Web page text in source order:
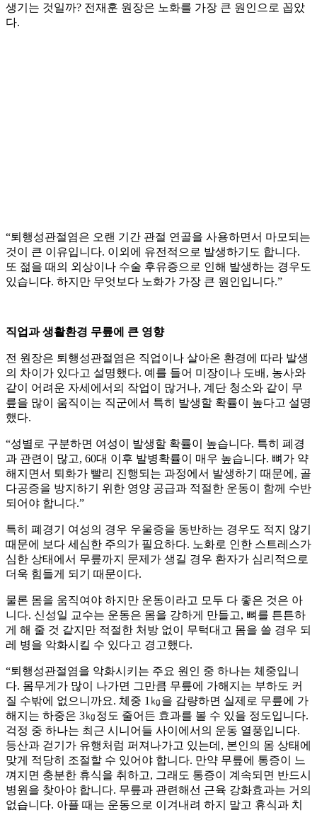
생기는 것일까? 전재훈 원장은 노화를 가장 큰 원인으로 꼽았
다.
“퇴행성관절염은 오랜 기간 관절 연골을 사용하면서 마모되는
것이 큰 이유입니다. 이외에 유전적으로 발생하기도 합니다.
또 젊을 때의 외상이나 수술 후유증으로 인해 발생하는 경우도
있습니다. 하지만 무엇보다 노화가 가장 큰 원인입니다.”
직업과 생활환경 무릎에 큰 영향
전 원장은 퇴행성관절염은 직업이나 살아온 환경에 따라 발생
의 차이가 있다고 설명했다. 예를 들어 미장이나 도배, 농사와
같이 어려운 자세에서의 작업이 많거나, 계단 청소와 같이 무
릎을 많이 움직이는 직군에서 특히 발생할 확률이 높다고 설명
했다.
“성별로 구분하면 여성이 발생할 확률이 높습니다. 특히 폐경
과 관련이 많고, 60대 이후 발병확률이 매우 높습니다. 뼈가 약
해지면서 퇴화가 빨리 진행되는 과정에서 발생하기 때문에, 골
다공증을 방지하기 위한 영양 공급과 적절한 운동이 함께 수반
되어야 합니다.”
특히 폐경기 여성의 경우 우울증을 동반하는 경우도 적지 않기
때문에 보다 세심한 주의가 필요하다. 노화로 인한 스트레스가
심한 상태에서 무릎까지 문제가 생길 경우 환자가 심리적으로
더욱 힘들게 되기 때문이다.
물론 몸을 움직여야 하지만 운동이라고 모두 다 좋은 것은 아
니다. 신성일 교수는 운동은 몸을 강하게 만들고, 뼈를 튼튼하
게 해 줄 것 같지만 적절한 처방 없이 무턱대고 몸을 쓸 경우 되
레 병을 악화시킬 수 있다고 경고했다.
“퇴행성관절염을 악화시키는 주요 원인 중 하나는 체중입니
다. 몸무게가 많이 나가면 그만큼 무릎에 가해지는 부하도 커
질 수밖에 없으니까요. 체중 1㎏을 감량하면 실제로 무릎에 가
해지는 하중은 3㎏정도 줄어든 효과를 볼 수 있을 정도입니다.
걱정 중 하나는 최근 시니어들 사이에서의 운동 열풍입니다.
등산과 걷기가 유행처럼 퍼져나가고 있는데, 본인의 몸 상태에
맞게 적당히 조절할 수 있어야 합니다. 만약 무릎에 통증이 느
껴지면 충분한 휴식을 취하고, 그래도 통증이 계속되면 반드시
병원을 찾아야 합니다. 무릎과 관련해선 근육 강화효과는 거의
없습니다. 아플 때는 운동으로 이겨내려 하지 말고 휴식과 치